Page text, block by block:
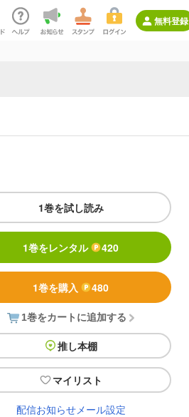
無料登録
1巻を試し読み
1巻をレンタル 420
1巻を購入 480
1巻をカートに追加する
推し本棚
マイリスト
配信お知らせメール設定